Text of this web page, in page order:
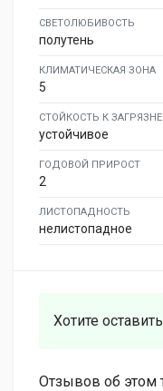
СВЕТОЛЮБИВОСТЬ
полутень
КЛИМАТИЧЕСКАЯ ЗОНА
5
СТОЙКОСТЬ К
устойчивое
ГОДОВОЙ ПРИРОСТ
2
ЛИСТОПАДНОСТЬ
нелистопадное
Хотите
Отзывов об этом